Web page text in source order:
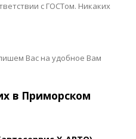
с ГОСТом. Никаких
Вас на удобное Вам
в Приморском